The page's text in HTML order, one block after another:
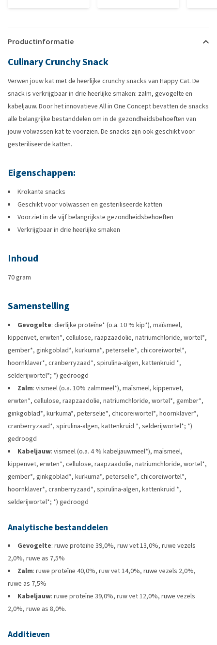
Productinformatie
Culinary Crunchy Snack
Verwen jouw kat met de heerlijke crunchy snacks van Happy Cat. De
snack is verkrijgbaar in drie heerlijke smaken: zalm, gevogelte en
kabeljauw. Door het innovatieve All in One Concept bevatten de snacks
alle belangrijke bestanddelen om in de gezondheidsbehoeften van
jouw volwassen kat te voorzien. De snacks zijn ook geschikt voor
gesteriliseerde katten.
Eigenschappen:
Krokante snacks
Geschikt voor volwassen en gesteriliseerde katten
Voorziet in de vijf belangrijkste gezondheidsbehoeften
Verkrijgbaar in drie heerlijke smaken
Inhoud
70 gram
Samenstelling
Gevogelte: dierlijke proteïne* (o.a. 10 % kip*), maïsmeel,
kippenvet, erwten*, cellulose, raapzaadolie, natriumchloride, wortel*,
gember*, ginkgoblad*, kurkuma*, peterselie*, chicoreiwortel*,
hoornklaver*, cranberryzaad*, spirulina-algen, kattenkruid *,
selderijwortel*; *) gedroogd
Zalm: vismeel (o.a. 10% zalmmeel*), maïsmeel, kippenvet,
erwten*, cellulose, raapzaadolie, natriumchloride, wortel*, gember*,
ginkgoblad*, kurkuma*, peterselie*, chicoreiwortel*, hoornklaver*,
cranberryzaad*, spirulina-algen, kattenkruid *, selderijwortel*; *)
gedroogd
Kabeljauw: vismeel (o.a. 4 % kabeljauwmeel*), maïsmeel,
kippenvet, erwten*, cellulose, raapzaadolie, natriumchloride, wortel*,
gember*, ginkgoblad*, kurkuma*, peterselie*, chicoreiwortel*,
hoornklaver*, cranberryzaad*, spirulina-algen, kattenkruid *,
selderijwortel*; *) gedroogd
Analytische bestanddelen
Gevogelte: ruwe proteïne 39,0%, ruw vet 13,0%, ruwe vezels
2,0%, ruwe as 7,5%
Zalm: ruwe proteïne 40,0%, ruw vet 14,0%, ruwe vezels 2,0%,
ruwe as 7,5%
Kabeljauw: ruwe proteïne 39,0%, ruw vet 12,0%, ruwe vezels
2,0%, ruwe as 8,0%.
Additieven